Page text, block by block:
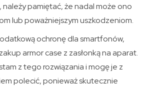
należy pamiętać, że nadal może ono
lub poważniejszym uszkodzeniom.
ochronę dla smartfonów,
armor case z zasłonką na aparat.
z tego rozwiązania i mogę je z
polecić, ponieważ skutecznie